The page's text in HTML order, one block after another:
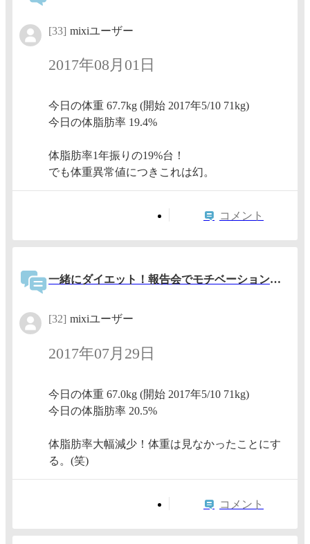
[33] mixiユーザー
2017年08月01日
今日の体重 67.7kg (開始 2017年5/10 71kg)
今日の体脂肪率 19.4%
体脂肪率1年振りの19%台！
でも体重異常値につきこれは幻。
コメント
一緒にダイエット！報告会でモチベーションアップ！
[32] mixiユーザー
2017年07月29日
今日の体重 67.0kg (開始 2017年5/10 71kg)
今日の体脂肪率 20.5%
体脂肪率大幅減少！体重は見なかったことにす
る。(笑)
コメント